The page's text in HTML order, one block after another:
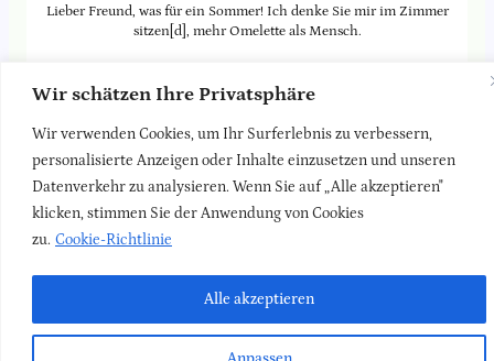
Wir schätzen Ihre Privatsphäre
Wir verwenden Cookies, um Ihr Surferlebnis zu verbessern,
personalisierte Anzeigen oder Inhalte einzusetzen und unseren
Datenverkehr zu analysieren. Wenn Sie auf „Alle akzeptieren"
klicken, stimmen Sie der Anwendung von Cookies
zu. Cookie-Richtlinie
Alle akzeptieren
Lieber Freund, was für ein Sommer! Ich denke Sie mir im Zimmer
sitzen[d], mehr Omelette als Mensch.
Friedrich Nietzsche, 1844 – 1900
Kein Omelette, sondern leckere ayurvedische Kartoffelplätzchen
mit Salat gehen bei dem Wetter auch.
ImpressumDatenschutz